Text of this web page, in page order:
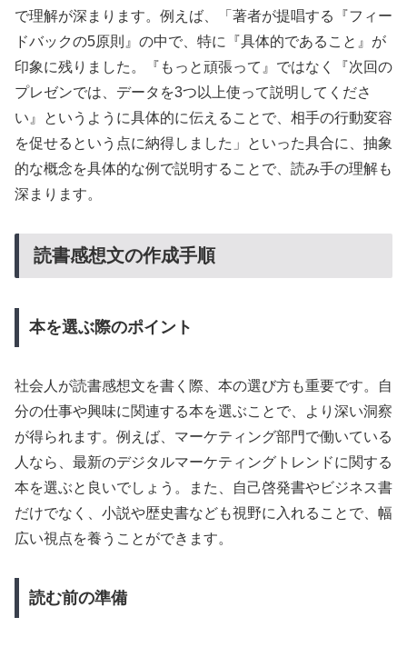
で理解が深まります。例えば、「著者が提唱する『フィー
ドバックの5原則』の中で、特に『具体的であること』が
印象に残りました。『もっと頑張って』ではなく『次回の
プレゼンでは、データを3つ以上使って説明してくださ
い』というように具体的に伝えることで、相手の行動変容
を促せるという点に納得しました」といった具合に、抽象
的な概念を具体的な例で説明することで、読み手の理解も
深まります。
読書感想文の作成手順
本を選ぶ際のポイント
社会人が読書感想文を書く際、本の選び方も重要です。自
分の仕事や興味に関連する本を選ぶことで、より深い洞察
が得られます。例えば、マーケティング部門で働いている
人なら、最新のデジタルマーケティングトレンドに関する
本を選ぶと良いでしょう。また、自己啓発書やビジネス書
だけでなく、小説や歴史書なども視野に入れることで、幅
広い視点を養うことができます。
読む前の準備